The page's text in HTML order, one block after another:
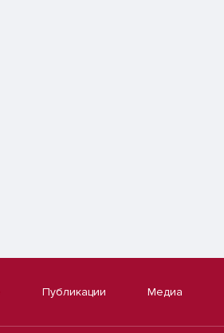
Публикации Медиа